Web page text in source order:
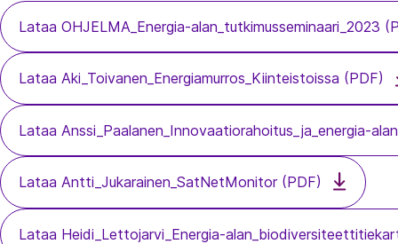
Lataa OHJELMA_Energia-alan_tutkimusseminaari_2023
Lataa Aki_Toivanen_Energiamurros_Kiinteistoissa (PDF)
Lataa Anssi_Paalanen_Innovaatiorahoitus_ja_energia-
Lataa Antti_Jukarainen_SatNetMonitor (PDF)
Lataa Heidi_Lettojarvi_Energia-